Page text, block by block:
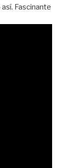
Fascinante